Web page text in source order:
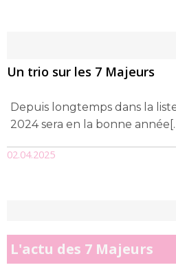
Un trio sur les 7 Majeurs
Depuis longtemps dans la
2024 sera en la bonne
02.04.2025
L'actu des 7 Majeurs